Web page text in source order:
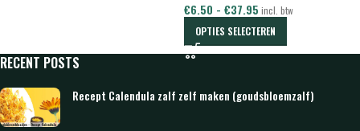
€6.50 - €37.95 incl. btw
OPTIES SELECTEREN
RECENT POSTS
Recept Calendula zalf zelf maken (goudsbloemzalf)